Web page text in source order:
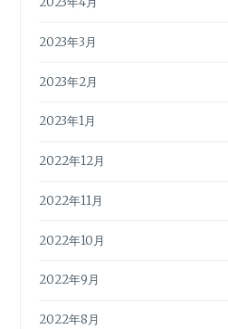
2023年3月
2023年2月
2023年1月
2022年12月
2022年11月
2022年10月
2022年9月
2022年8月